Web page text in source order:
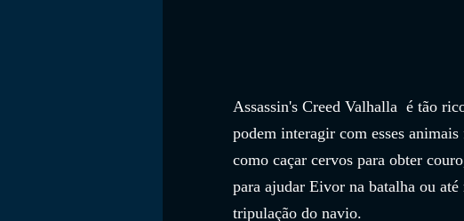
Assassin's Creed Valhalla  é tão
podem interagir com esses
como caçar cervos para obter
para ajudar Eivor na batalha ou
tripulação do navio.